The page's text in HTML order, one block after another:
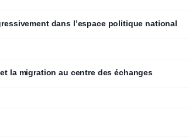
dans l’espace politique national
la migration au centre des échanges